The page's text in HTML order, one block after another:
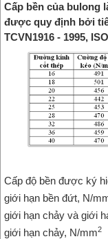
Cấp bền của bulong
được quy định bởi
TCVN1916 - 1995,
Cấp độ bền được ký
giới hạn bền đứt, N/
giới hạn chảy và giới
giới hạn chảy, N/mm2